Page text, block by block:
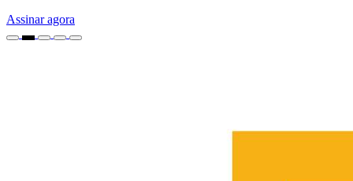
Assinar agora